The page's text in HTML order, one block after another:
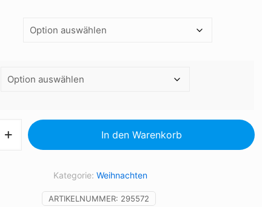
In den Warenkorb
ARTIKELNUMMER: 295572
Kategorie:Weihnachten